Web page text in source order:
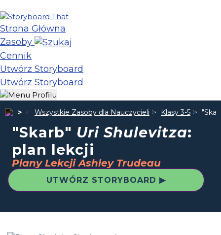
Strona Główna
Zasoby
Cennik
Utwórz Storyboard
Utwórz Storyboard
Wszystkie Zasoby dla Nauczycieli Klasy 3-5
"Skarb" Uri Shulevitza:
plan lekcji
Plany Lekcji Ashley Trudeau
UTWÓRZ STORYBOARD ▶